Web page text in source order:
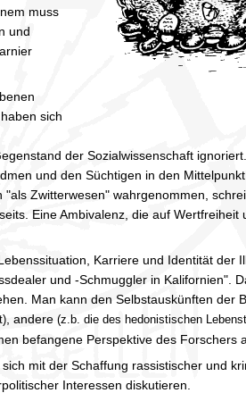
muss
und
sich
der Sozialwissenschaft
und den Süchtigen in den
Zwitterwesen" wahrgenommen,
Eine Ambivalenz, die auf
Karriere und Identität der
und -Schmuggler in Kalifornien".
Man kann den Selbstauskünften der
, andere (z.b. die des hedonistischen
befangene Perspektive des Forschers
mit der Schaffung rassistischer und
Interessen diskutieren.